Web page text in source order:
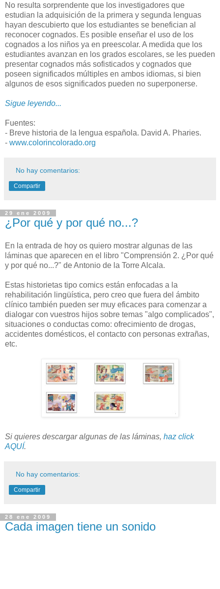
No resulta sorprendente que los investigadores que
estudian la adquisición de la primera y segunda lenguas
hayan descubierto que los estudiantes se benefician al
reconocer cognados. Es posible enseñar el uso de los
cognados a los niños ya en preescolar. A medida que los
estudiantes avanzan en los grados escolares, se les pueden
presentar cognados más sofisticados y cognados que
poseen significados múltiples en ambos idiomas, si bien
algunos de esos significados pueden no superponerse.
Sigue leyendo...
Fuentes:
- Breve historia de la lengua española. David A. Pharies.
- www.colorincolorado.org
No hay comentarios:
Compartir
29 ene 2009
¿Por qué y por qué no...?
En la entrada de hoy os quiero mostrar algunas de las
láminas que aparecen en el libro "Comprensión 2. ¿Por qué
y por qué no...?" de Antonio de la Torre Alcala.
Estas historietas tipo comics están enfocadas a la
rehabilitación lingüística, pero creo que fuera del ámbito
clínico también pueden ser muy eficaces para comenzar a
dialogar con vuestros hijos sobre temas "algo complicados",
situaciones o conductas como: ofrecimiento de drogas,
accidentes domésticos, el contacto con personas extrañas,
etc.
Si quieres descargar algunas de las láminas, haz click
AQUÍ.
No hay comentarios:
Compartir
28 ene 2009
Cada imagen tiene un sonido